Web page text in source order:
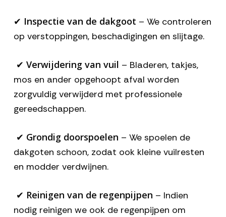
✔ Inspectie van de dakgoot – We controleren
op verstoppingen, beschadigingen en slijtage.
✔ Verwijdering van vuil – Bladeren, takjes,
mos en ander opgehoopt afval worden
zorgvuldig verwijderd met professionele
gereedschappen.
✔ Grondig doorspoelen – We spoelen de
dakgoten schoon, zodat ook kleine vuilresten
en modder verdwijnen.
✔ Reinigen van de regenpijpen – Indien
nodig reinigen we ook de regenpijpen om